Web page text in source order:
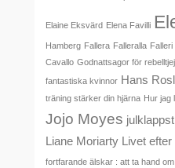
Elaine Eksvärd Elena Favilli
Hamberg Fallera Falleralla Falleri
Cavallo Godnattsagor för
fantastiska kvinnor Hans
träning stärker din hjärna Hur jag
Jojo Moyes
Liane Moriarty Livet efter
fortfarande älskar : att ta hand